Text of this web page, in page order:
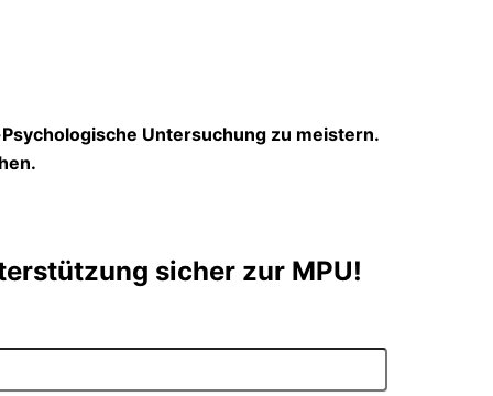
Untersuchung zu meistern.
sicher zur MPU!